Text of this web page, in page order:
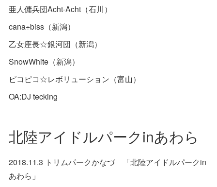
亜人傭兵団Acht-Acht（石川）
cana÷biss（新潟）
乙女座長☆銀河団（新潟）
SnowWhite（新潟）
ピコピコ☆レボリューション（富山）
OA:DJ tecking
北陸アイドルパークinあわら
2018.11.3 トリムパークかなづ 「北陸アイドルパークin
あわら」